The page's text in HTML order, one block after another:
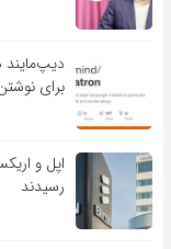
برای
اپل و
رسیدند